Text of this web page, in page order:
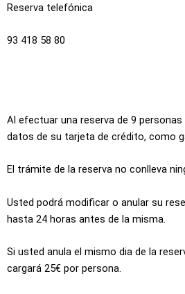
Reserva telefónica
93 418 58 80
Al efectuar una reserva de 9
datos de su tarjeta de crédito, como
El trámite de la reserva no conlleva
Usted podrá modificar o anular su
hasta 24 horas antes de la misma.
Si usted anula el mismo dia de la
cargará 25€ por persona.